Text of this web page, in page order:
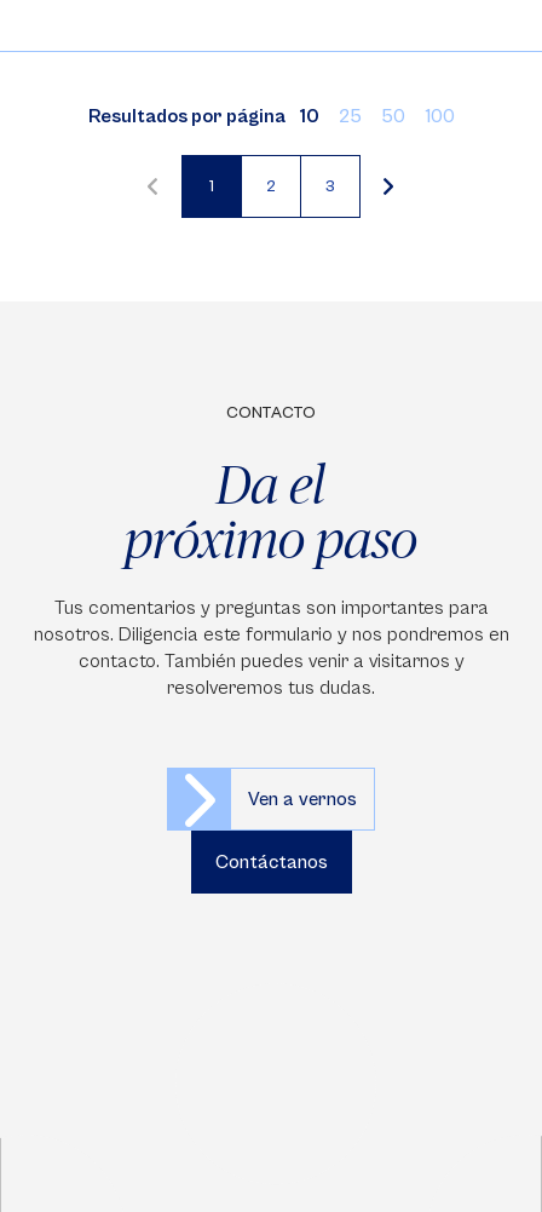
Resultados por página 10 25 50 100
Página
1
Página
2
Página
3
CONTACTO
Da el
próximo paso
Tus comentarios y preguntas son importantes para
nosotros. Diligencia este formulario y nos pondremos en
contacto. También puedes venir a visitarnos y
resolveremos tus dudas.
Ven a vernos
Contáctanos